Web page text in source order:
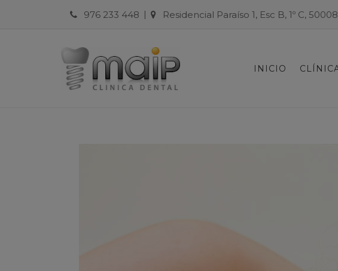
976 233 448 | Residencial Paraíso 1, Esc B, 1º C,
INICIO